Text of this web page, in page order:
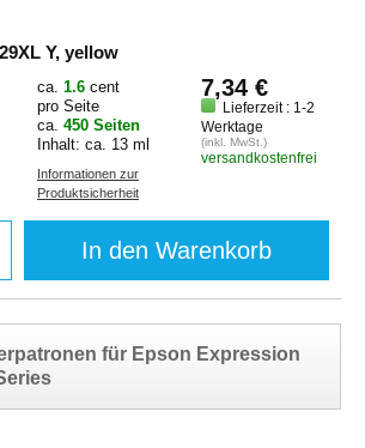
Druckerpatrone 29XL Y, yellow
ca. 1.6 cent
pro Seite
ca. 450 Seiten
Inhalt: ca. 13 ml
Informationen zur
Produktsicherheit
7,34 €
Lieferzeit : 1-2
Werktage
(inkl. MwSt.)
versandkostenfrei
In den Warenkorb
für Epson Expression